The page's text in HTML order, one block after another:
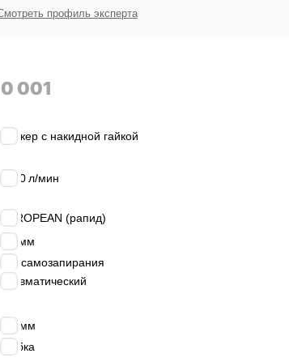
профиль эксперта
001
штекер с накидной гайкой
2400 л/мин
EUROPEAN (рапид)
мм
без самозапирания
пневматический
6/4 мм
трубка